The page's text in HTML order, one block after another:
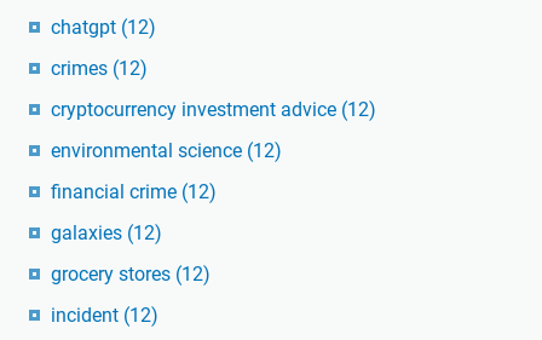
chatgpt (12)
crimes (12)
cryptocurrency investment advice (12)
environmental science (12)
financial crime (12)
galaxies (12)
grocery stores (12)
incident (12)